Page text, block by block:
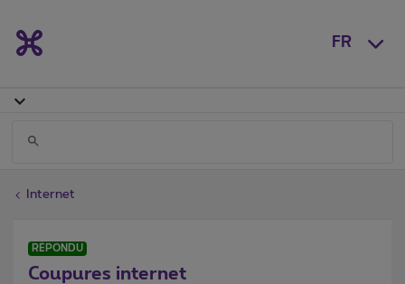
FR
Internet
RÉPONDU
Coupures internet